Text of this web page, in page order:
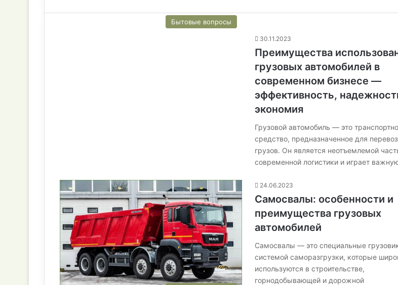
Бытовые вопросы
30.11.2023
Преимущества
грузовых автомобилей в
современном бизнесе —
эффективность,
экономия
Грузовой автомобиль — это
средство, предназначенное для
грузов. Он является неотъемлемой
современной логистики и играет
24.06.2023
Самосвалы: особенности и
преимущества грузовых
автомобилей
Самосвалы — это специальные
системой саморазгрузки, которые
используются в строительстве,
горнодобывающей и дорожной